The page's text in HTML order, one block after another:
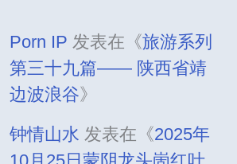
Porn IP 发表在《旅游系列
第三十九篇—— 陕西省靖
边波浪谷》
钟情山水 发表在《2025年